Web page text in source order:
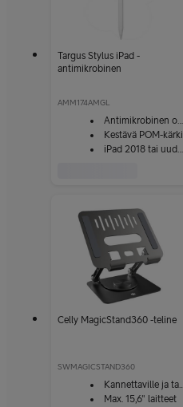
Targus Stylus iPad -
antimikrobinen
AMM174AMGL
Antimikrobinen ominaisuus
Kestävä POM-kärki
iPad 2018 tai uudempi
Celly MagicStand360 -teline
SWMAGICSTAND360
Kannettaville ja tableteille
Max. 15,6" laitteet